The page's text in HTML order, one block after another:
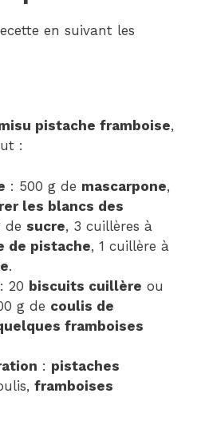
en suivant les
pistache framboise,
:
: 500 g de mascarpone,
les blancs des
de sucre, 3 cuillères à
de pistache, 1 cuillère à
.
: 20 biscuits cuillère ou
g de coulis de
framboises
: pistaches
framboises